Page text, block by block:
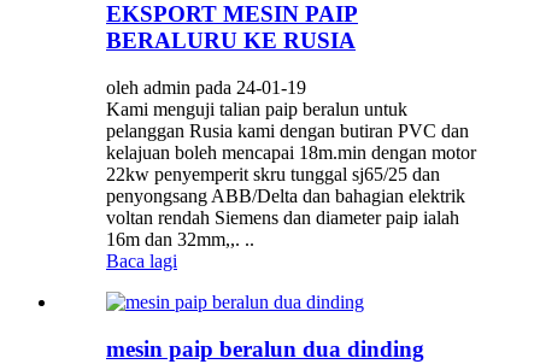
EKSPORT MESIN PAIP
BERALURU KE RUSIA
oleh admin pada 24-01-19
Kami menguji talian paip beralun untuk
pelanggan Rusia kami dengan butiran PVC dan
kelajuan boleh mencapai 18m.min dengan motor
22kw penyemperit skru tunggal sj65/25 dan
penyongsang ABB/Delta dan bahagian elektrik
voltan rendah Siemens dan diameter paip ialah
16m dan 32mm,,. ..
Baca lagi
mesin paip beralun dua dinding